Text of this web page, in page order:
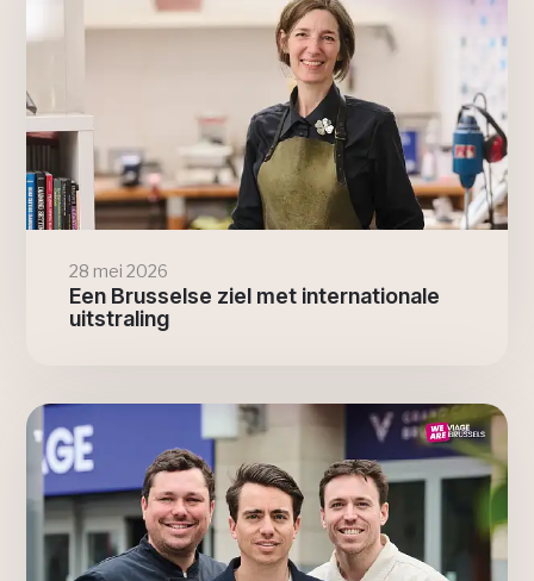
28 mei 2026
Een Brusselse ziel met internationale
uitstraling